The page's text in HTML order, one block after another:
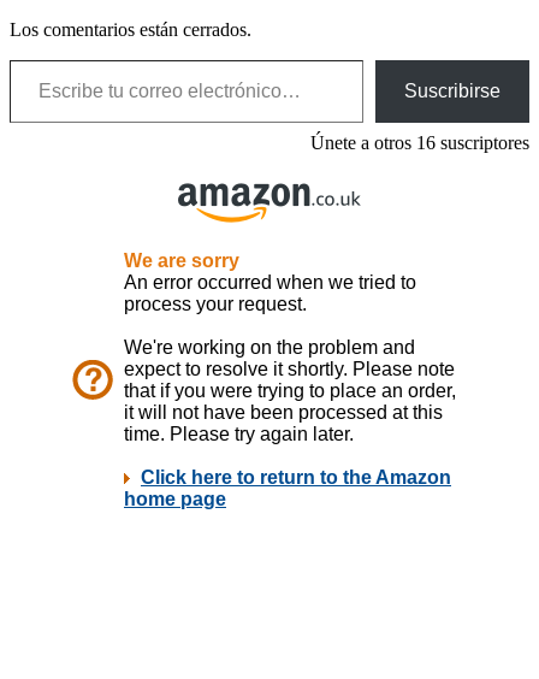
Los comentarios están cerrados.
Escribe tu correo electrónico…
Suscribirse
Únete a otros 16 suscriptores